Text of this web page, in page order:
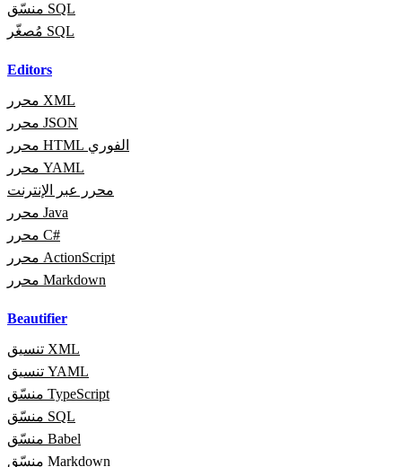
منسّق SQL
مُصغّر SQL
Editors
محرر XML
محرر JSON
محرر HTML الفوري
محرر YAML
محرر عبر الإنترنت
محرر Java
محرر C#
محرر ActionScript
محرر Markdown
Beautifier
تنسيق XML
تنسيق YAML
منسّق TypeScript
منسّق SQL
منسّق Babel
منسّق Markdown